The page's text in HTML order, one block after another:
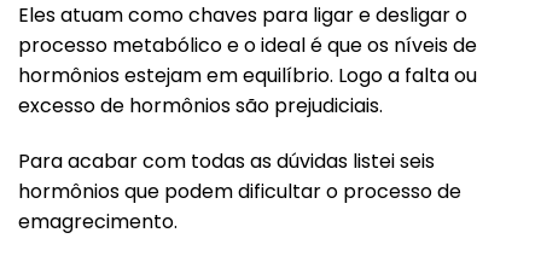
Eles atuam como chaves para ligar e desligar o
processo metabólico e o ideal é que os níveis de
hormônios estejam em equilíbrio. Logo a falta ou
excesso de hormônios são prejudiciais.
Para acabar com todas as dúvidas listei seis
hormônios que podem dificultar o processo de
emagrecimento.